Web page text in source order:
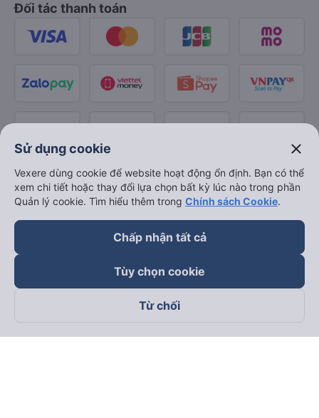
Đối tác thanh toán
Theo dõi chúng tôi trên
Sử dụng cookie close
Vexere dùng cookie để website hoạt động ổn định. Bạn có thể
xem chi tiết hoặc thay đổi lựa chọn bất kỳ lúc nào trong phần
Quản lý cookie. Tìm hiểu thêm trong Chính sách Cookie.
Chấp nhận tất cả
Tùy chọn cookie
Từ chối